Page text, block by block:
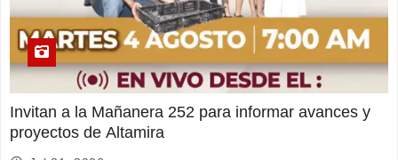
Invitan a la Mañanera 252 para informar avances y
proyectos de Altamira